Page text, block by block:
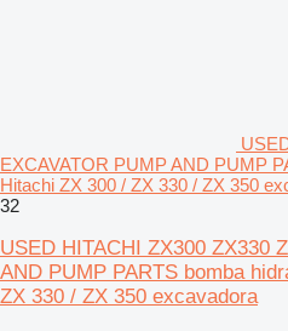
EXCAVATOR PUMP AND PUMP
Hitachi ZX 300 / ZX 330 / ZX 350
32
USED HITACHI ZX300 ZX330
AND PUMP PARTS bomba
ZX 330 / ZX 350 excavadora